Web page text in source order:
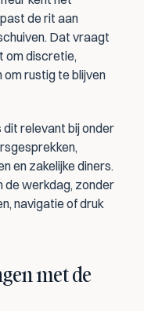
de rit aan
Dat vraagt
om discretie,
rustig te blijven
relevant bij onder
en zakelijke diners.
de werkdag, zonder
navigatie of druk
met de